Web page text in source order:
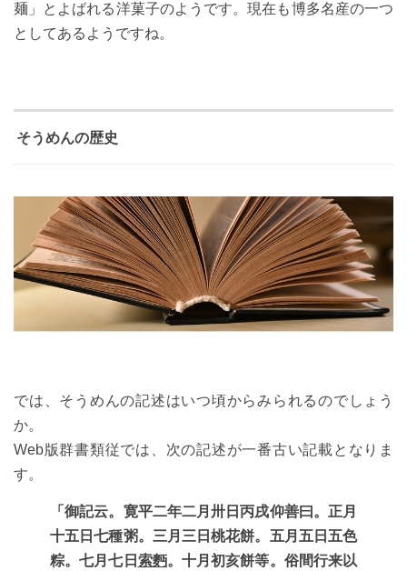
麺」とよばれる洋菓子のようです。現在も博多名産の一つ
としてあるようですね。
そうめんの歴史
では、そうめんの記述はいつ頃からみられるのでしょう
か。
Web版群書類従では、次の記述が一番古い記載となりま
す。
「御記云。寛平二年二月卅日丙戌仰善曰。正月
十五日七種粥。三月三日桃花餅。五月五日五色
粽。七月七日 索麪。十月初亥餅等。俗間行来以